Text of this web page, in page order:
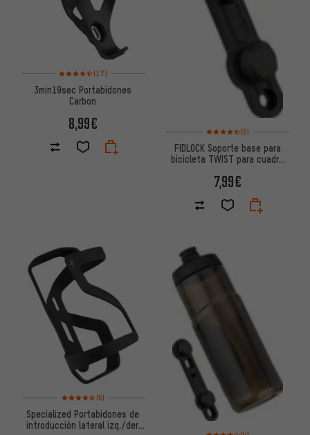
Valoración media: 4,5 de 5 basada en 17 reseñas
(17)
3min19sec Portabidones
Carbon
8,99€ Valoración media: 4,5 de 5
(5)
FIDLOCK Soporte base para
bicicleta TWIST para cuadro
7,99€
Valoración media: 4,5 de 5 basada en 5 reseñas
(5)
Specialized Portabidones de
introducción lateral izq./der.
Valoración media: 4 de 5